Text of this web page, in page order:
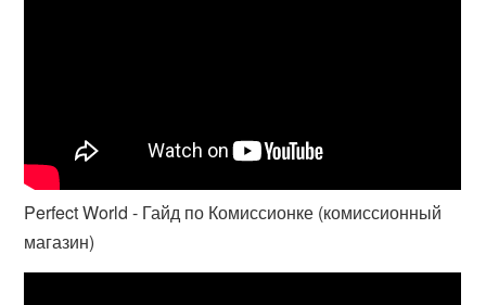
Perfect World - Гайд по Комиссионке (комиссионный
магазин)